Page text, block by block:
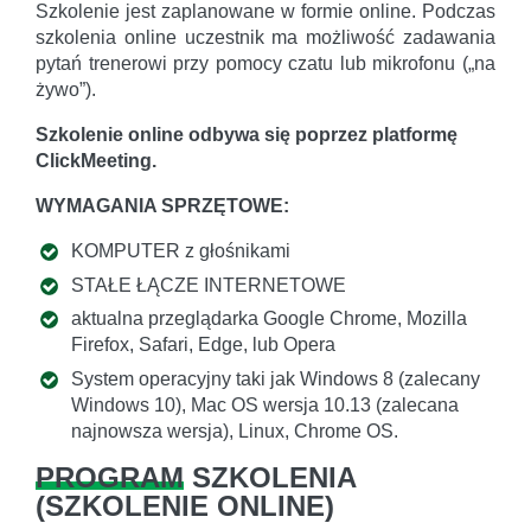
Szkolenie jest zaplanowane w formie online. Podczas
szkolenia online uczestnik ma możliwość zadawania
pytań trenerowi przy pomocy czatu lub mikrofonu („na
żywo”).
Szkolenie online odbywa się poprzez platformę
ClickMeeting.
WYMAGANIA SPRZĘTOWE:
KOMPUTER z głośnikami
STAŁE ŁĄCZE INTERNETOWE
aktualna przeglądarka Google Chrome, Mozilla
Firefox, Safari, Edge, lub Opera
System operacyjny taki jak Windows 8 (zalecany
Windows 10), Mac OS wersja 10.13 (zalecana
najnowsza wersja), Linux, Chrome OS.
PROGRAM SZKOLENIA
(SZKOLENIE ONLINE)